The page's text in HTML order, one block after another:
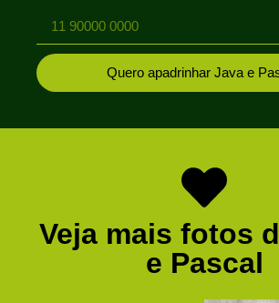
Quero apadrinhar Java e
Veja mais fotos
e Pascal